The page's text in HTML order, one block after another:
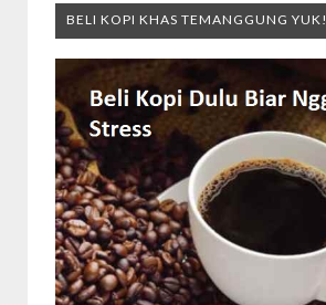
BELI KOPI KHAS TEMANGGUNG YUK!